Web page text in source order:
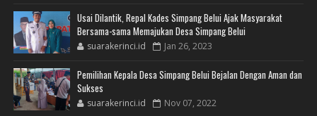
Usai Dilantik, Repal Kades Simpang Belui Ajak Masyarakat
Bersama-sama Memajukan Desa Simpang Belui
suarakerinci.id Jan 26, 2023
Pemilihan Kepala Desa Simpang Belui Bejalan Dengan Aman dan
Sukses
suarakerinci.id Nov 07, 2022